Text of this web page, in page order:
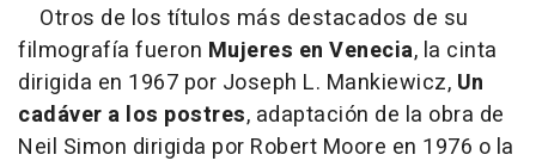
Otros de los títulos más destacados de su
filmografía fueron Mujeres en Venecia, la cinta
dirigida en 1967 por Joseph L. Mankiewicz, Un
cadáver a los postres, adaptación de la obra de
Neil Simon dirigida por Robert Moore en 1976 o la